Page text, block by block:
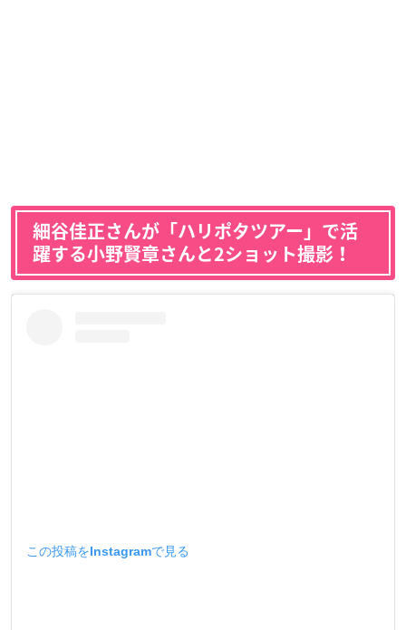
細谷佳正さんが「ハリポタツアー」で活
躍する小野賢章さんと2ショット撮影！
この投稿をInstagramで見る